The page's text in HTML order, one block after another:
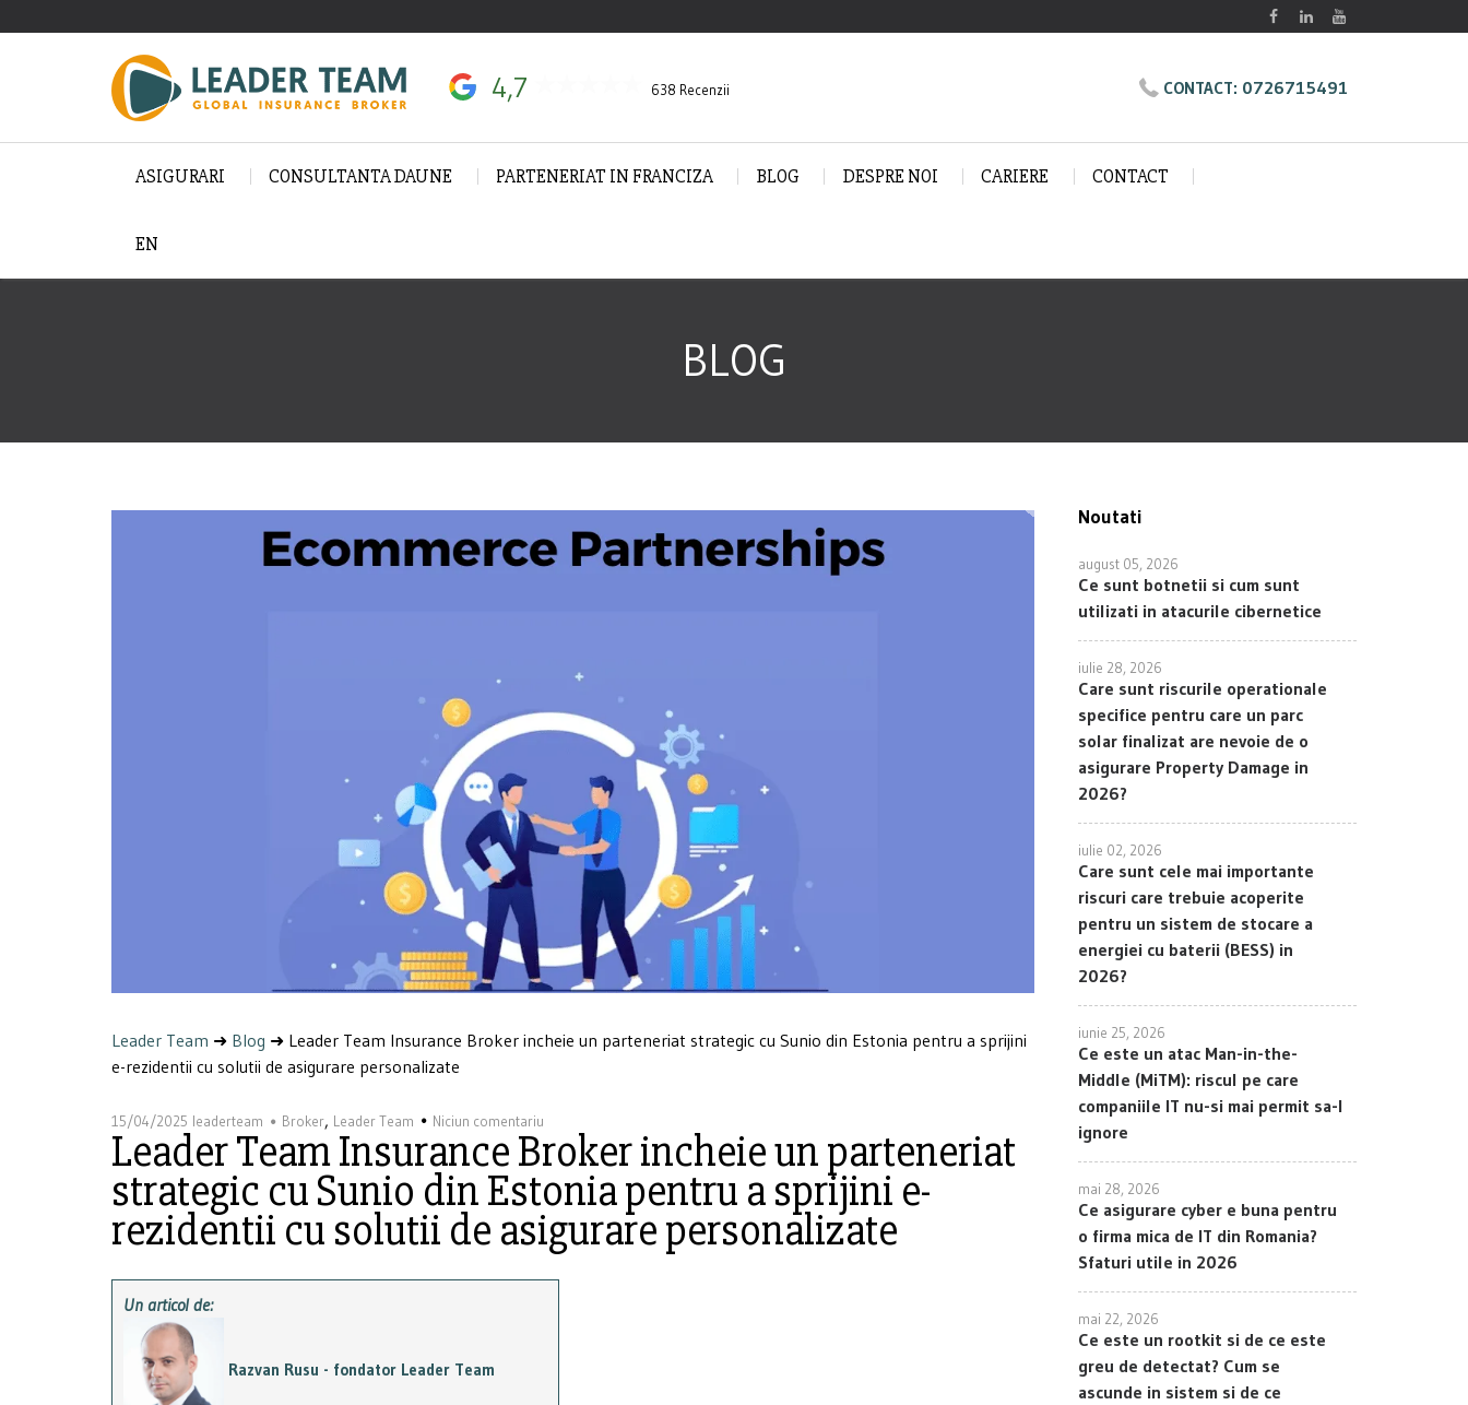
4,7 638 Recenzii CONTACT: 0726715491
ASIGURARI CONSULTANTA DAUNE PARTENERIAT IN FRANCIZA BLOG DESPRE NOI CARIERE CONTACT
EN
BLOG
Leader Team ➜ Blog ➜ Leader Team Insurance Broker incheie un parteneriat strategic cu Sunio din Estonia pentru a sprijini
e-rezidentii cu solutii de asigurare personalizate
15/04/2025 leaderteam Broker, Leader Team Niciun comentariu
Leader Team Insurance Broker incheie un parteneriat
strategic cu Sunio din Estonia pentru a sprijini e-
rezidentii cu solutii de asigurare personalizate
Un articol de:
Razvan Rusu - fondator Leader Team
Noutati
august 05, 2026
Ce sunt botnetii si cum sunt
utilizati in atacurile cibernetice
iulie 28, 2026
Care sunt riscurile operationale
specifice pentru care un parc
solar finalizat are nevoie de o
asigurare Property Damage in
2026?
iulie 02, 2026
Care sunt cele mai importante
riscuri care trebuie acoperite
pentru un sistem de stocare a
energiei cu baterii (BESS) in
2026?
iunie 25, 2026
Ce este un atac Man-in-the-
Middle (MiTM): riscul pe care
companiile IT nu-si mai permit sa-l
ignore
mai 28, 2026
Ce asigurare cyber e buna pentru
o firma mica de IT din Romania?
Sfaturi utile in 2026
mai 22, 2026
Ce este un rootkit si de ce este
greu de detectat? Cum se
ascunde in sistem si de ce